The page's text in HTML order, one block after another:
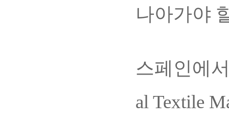
나아가야
스페인에
al Textile